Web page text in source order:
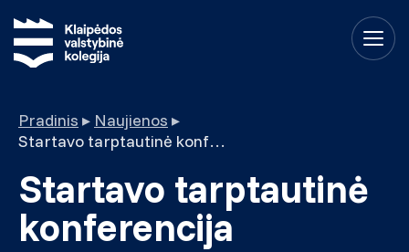
Pradinis ▸ Naujienos ▸
Startavo tarptautinė konferencija
Startavo tarptautinė
konferencija